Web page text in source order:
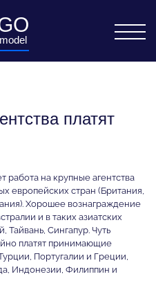
model
платят
работа на крупные агентства
европейских стран (Британия,
Хорошее вознаграждение
и в таких азиатских
Тайвань, Сингапур. Чуть
платят принимающие
Португалии и Греции,
Индонезии, Филиппин и